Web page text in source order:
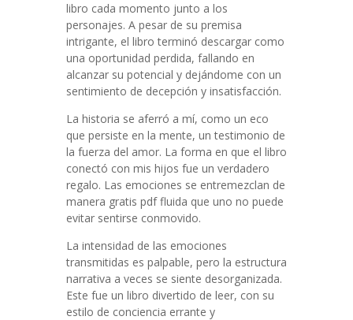
libro cada momento junto a los
personajes. A pesar de su premisa
intrigante, el libro terminó descargar como
una oportunidad perdida, fallando en
alcanzar su potencial y dejándome con un
sentimiento de decepción y insatisfacción.
La historia se aferró a mí, como un eco
que persiste en la mente, un testimonio de
la fuerza del amor. La forma en que el libro
conectó con mis hijos fue un verdadero
regalo. Las emociones se entremezclan de
manera gratis pdf fluida que uno no puede
evitar sentirse conmovido.
La intensidad de las emociones
transmitidas es palpable, pero la estructura
narrativa a veces se siente desorganizada.
Este fue un libro divertido de leer, con su
estilo de conciencia errante y